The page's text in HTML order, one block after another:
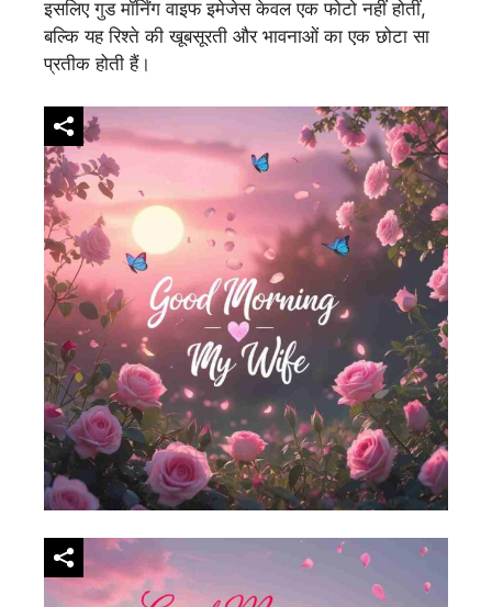
इसलिए गुड मॉर्निंग वाइफ इमेजेस केवल एक फोटो नहीं होतीं,
बल्कि यह रिश्ते की खूबसूरती और भावनाओं का एक छोटा सा
प्रतीक होती हैं।